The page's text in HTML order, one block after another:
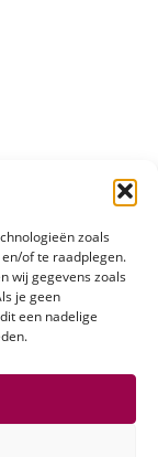
zoals
of te raadplegen.
wij gegevens zoals
je geen
een nadelige